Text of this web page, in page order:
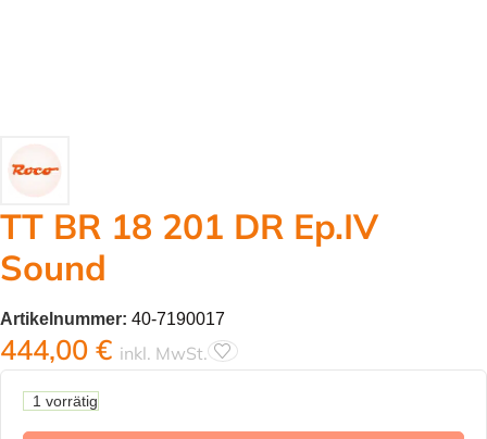
TT BR 18 201 DR Ep.IV
Sound
Artikelnummer: 40-7190017
444,00 € inkl. MwSt.
1 vorrätig